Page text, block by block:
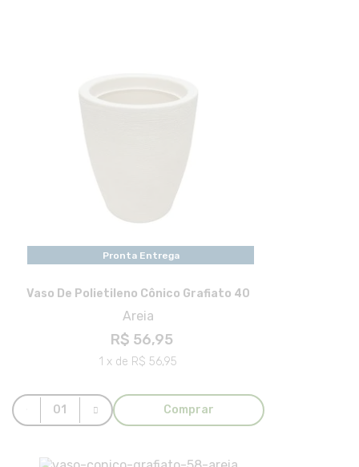
Pronta Entrega
Vaso De Polietileno Cônico Grafiato 40
Areia
R$ 56,95
1 x de R$ 56,95
Comprar